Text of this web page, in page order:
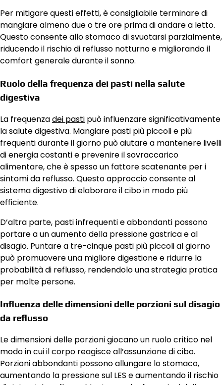
Per mitigare questi effetti, è consigliabile terminare di
mangiare almeno due o tre ore prima di andare a letto.
Questo consente allo stomaco di svuotarsi parzialmente,
riducendo il rischio di reflusso notturno e migliorando il
comfort generale durante il sonno.
Ruolo della frequenza dei pasti nella salute
digestiva
La frequenzadei pasti può influenzare significativamente
la salute digestiva. Mangiare pasti più piccoli e più
frequenti durante il giorno può aiutare a mantenere livelli
di energia costanti e prevenire il sovraccarico
alimentare, che è spesso un fattore scatenante per i
sintomi da reflusso. Questo approccio consente al
sistema digestivo di elaborare il cibo in modo più
efficiente.
D’altra parte, pasti infrequenti e abbondanti possono
portare a un aumento della pressione gastrica e al
disagio. Puntare a tre-cinque pasti più piccoli al giorno
può promuovere una migliore digestione e ridurre la
probabilità di reflusso, rendendolo una strategia pratica
per molte persone.
Influenza delle dimensioni delle porzioni sul disagio
da reflusso
Le dimensioni delle porzioni giocano un ruolo critico nel
modo in cui il corpo reagisce all’assunzione di cibo.
Porzioni abbondanti possono allungare lo stomaco,
aumentando la pressione sul LES e aumentando il rischio